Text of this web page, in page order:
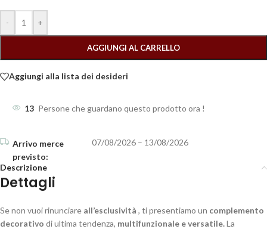
- +
AGGIUNGI AL CARRELLO
Aggiungi alla lista dei desideri
13 Persone che guardano questo prodotto ora !
07/08/2026 – 13/08/2026
Descrizione
Dettagli
Se non vuoi rinunciare all’esclusività , ti presentiamo un complemento
decorativo di ultima tendenza, multifunzionale e versatile.La